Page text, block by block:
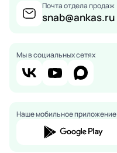
Почта отдела продаж
snab@ankas.ru
Мы в социальных сетях
Наше мобильное приложение